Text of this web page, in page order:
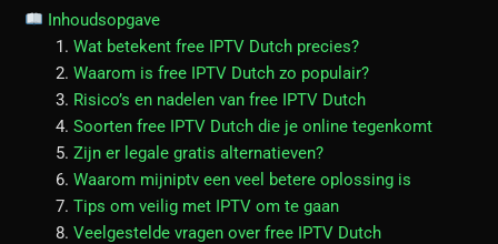
Inhoudsopgave
Wat betekent free IPTV Dutch precies?
Waarom is free IPTV Dutch zo populair?
Risico’s en nadelen van free IPTV Dutch
Soorten free IPTV Dutch die je online tegenkomt
Zijn er legale gratis alternatieven?
Waarom mijniptv een veel betere oplossing is
Tips om veilig met IPTV om te gaan
Veelgestelde vragen over free IPTV Dutch